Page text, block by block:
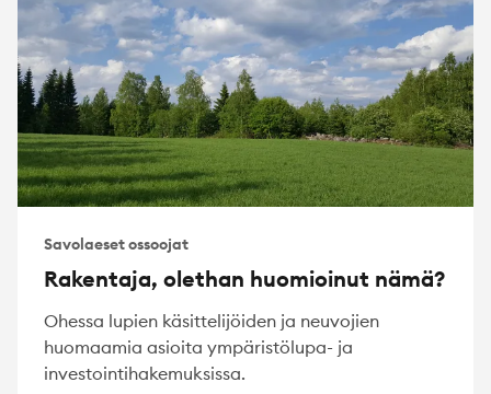
Savolaeset ossoojat
Rakentaja, olethan huomioinut nämä?
Ohessa lupien käsittelijöiden ja neuvojien
huomaamia asioita ympäristölupa- ja
investointihakemuksissa.